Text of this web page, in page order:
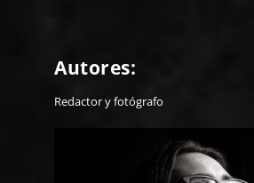
Autores:
Redactor y fotógrafo